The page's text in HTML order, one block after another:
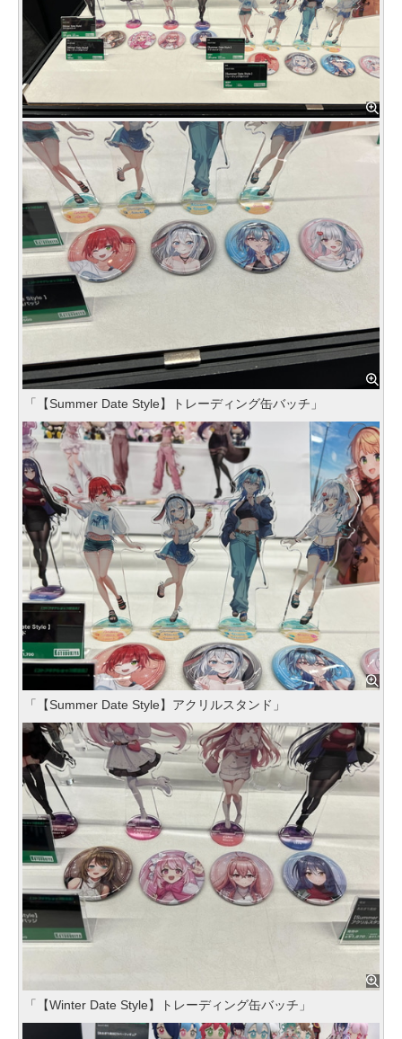
「【Summer Date Style】トレーディング缶バッチ」
「【Summer Date Style】アクリルスタンド」
「【Winter Date Style】トレーディング缶バッチ」